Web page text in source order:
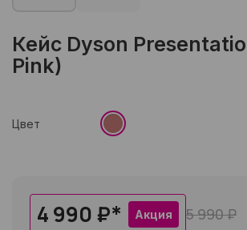
Кейс Dyson
Pink)
Цвет
4 990 ₽* Акция 5 990 ₽